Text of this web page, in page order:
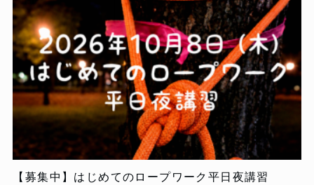
【募集中】はじめてのロープワーク平日夜講習